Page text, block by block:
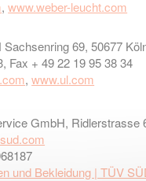
,www.weber-leucht.com
69, 50677
Fax + 49 22 19 95 38 34
,www.ul.com
GmbH, Ridlerstrasse
und Bekleidung | TÜV